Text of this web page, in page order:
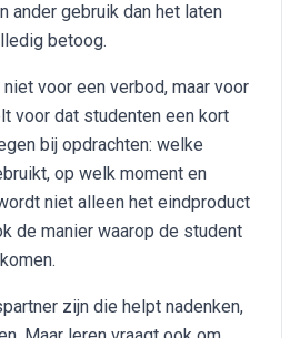
ander gebruik dan het laten
betoog.
voor een verbod, maar voor
voor dat studenten een kort
bij opdrachten: welke
op welk moment en
niet alleen het eindproduct
de manier waarop de student
zijn die helpt nadenken,